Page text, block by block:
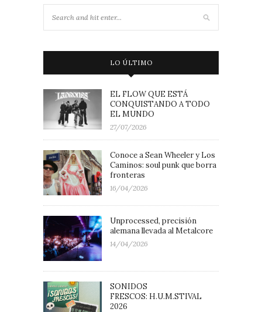
LO ÚLTIMO
EL FLOW QUE ESTÁ
CONQUISTANDO A TODO
EL MUNDO
27/07/2026
Conoce a Sean Wheeler y Los
Caminos: soul punk que borra
fronteras
16/04/2026
Unprocessed, precisión
alemana llevada al Metalcore
14/04/2026
SONIDOS
FRESCOS: H.U.M.STIVAL
2026